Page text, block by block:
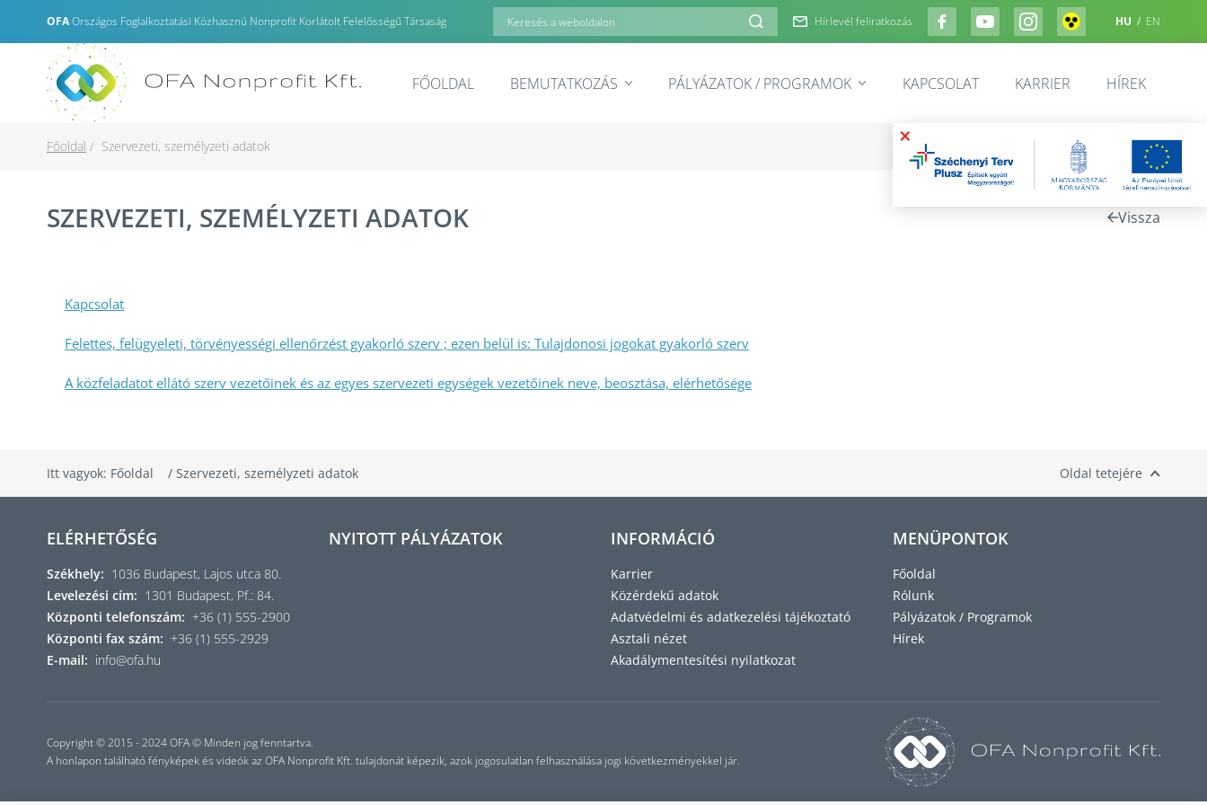
OFAOrszágos Foglalkoztatási Közhasznú Nonprofit Korlátolt Felelősségű Társaság Hírlevél feliratkozás HU / EN
FŐOLDAL BEMUTATKOZÁS PÁLYÁZATOK / PROGRAMOK KAPCSOLAT KARRIER HÍREK
×
Főoldal Szervezeti, személyzeti adatok
SZERVEZETI, SZEMÉLYZETI ADATOK Vissza
Kapcsolat
Felettes, felügyeleti, törvényességi ellenőrzést gyakorló szerv ; ezen belül is: Tulajdonosi jogokat gyakorló szerv
A közfeladatot ellátó szerv vezetőinek és az egyes szervezeti egységek vezetőinek neve, beosztása, elérhetősége
Itt vagyok: Főoldal / Szervezeti, személyzeti adatok Oldal tetejére
ELÉRHETŐSÉG
Székhely: 1036 Budapest, Lajos utca 80.
Levelezési cím: 1301 Budapest, Pf.: 84.
Központi telefonszám: +36 (1) 555-2900
Központi fax szám: +36 (1) 555-2929
E-mail: info@ofa.hu
NYITOTT PÁLYÁZATOK INFORMÁCIÓ
Karrier
Közérdekű adatok
Adatvédelmi és adatkezelési tájékoztató
Asztali nézet
Akadálymentesítési nyilatkozat
MENÜPONTOK
Főoldal
Rólunk
Pályázatok / Programok
Hírek
Copyright © 2015 - 2024 OFA © Minden jog fenntartva.
A honlapon található fényképek és videók az OFA Nonprofit Kft. tulajdonát képezik, azok jogosulatlan felhasználása jogi következményekkel jár.